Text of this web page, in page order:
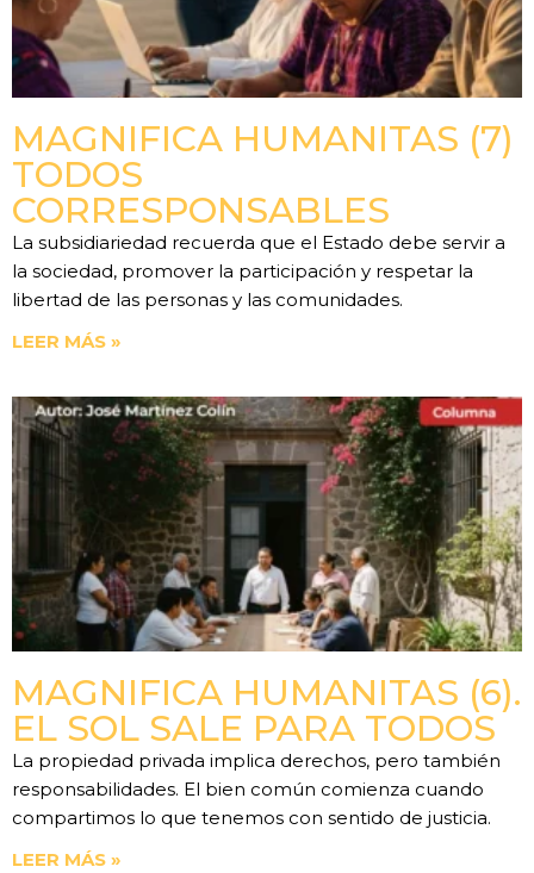
MAGNIFICA HUMANITAS (7)
TODOS
CORRESPONSABLES
La subsidiariedad recuerda que el Estado debe servir a
la sociedad, promover la participación y respetar la
libertad de las personas y las comunidades.
LEER MÁS »
MAGNIFICA HUMANITAS (6).
EL SOL SALE PARA TODOS
La propiedad privada implica derechos, pero también
responsabilidades. El bien común comienza cuando
compartimos lo que tenemos con sentido de justicia.
LEER MÁS »